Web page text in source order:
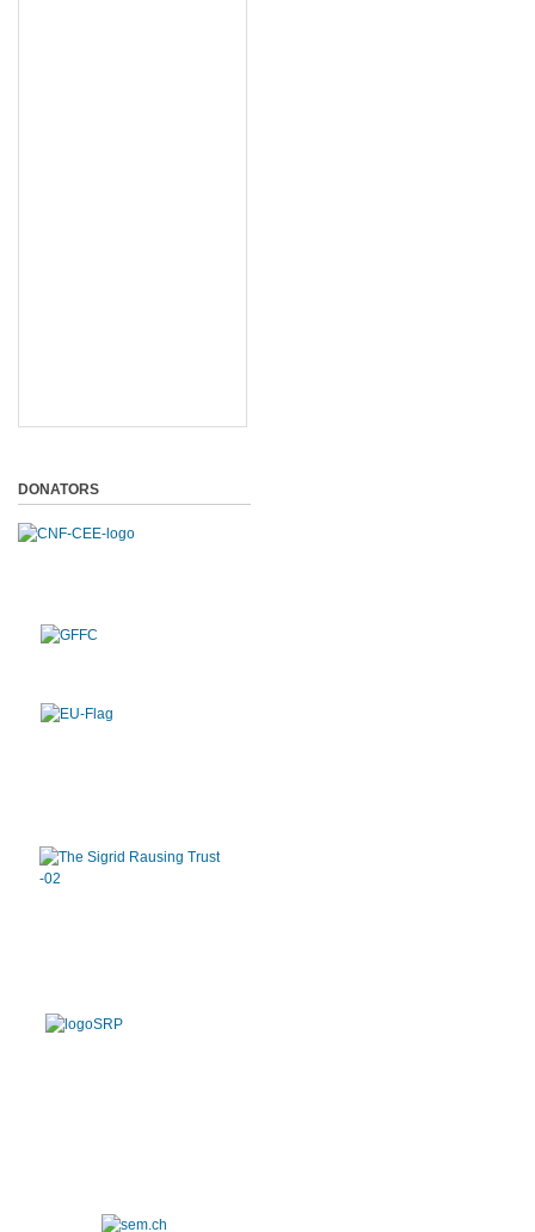
DONATORS